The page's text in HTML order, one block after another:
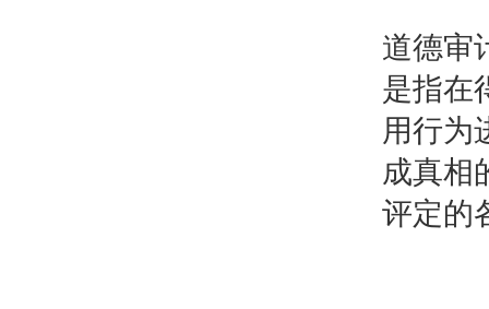
道德
是指在
用行为
成真相
评定的